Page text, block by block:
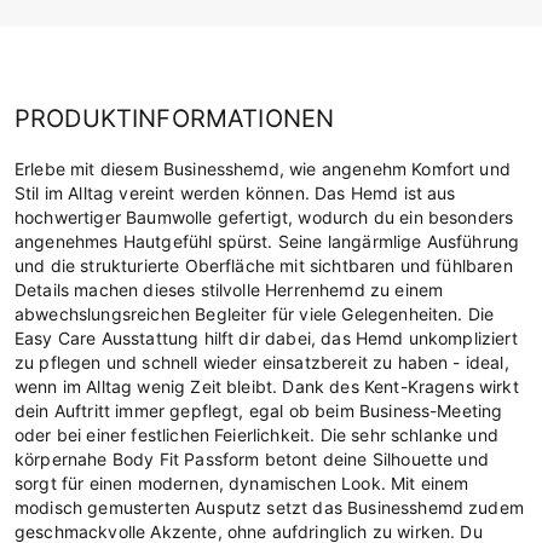
PRODUKTINFORMATIONEN
Erlebe mit diesem Businesshemd, wie angenehm Komfort und
Stil im Alltag vereint werden können. Das Hemd ist aus
hochwertiger Baumwolle gefertigt, wodurch du ein besonders
angenehmes Hautgefühl spürst. Seine langärmlige Ausführung
und die strukturierte Oberfläche mit sichtbaren und fühlbaren
Details machen dieses stilvolle Herrenhemd zu einem
abwechslungsreichen Begleiter für viele Gelegenheiten. Die
Easy Care Ausstattung hilft dir dabei, das Hemd unkompliziert
zu pflegen und schnell wieder einsatzbereit zu haben - ideal,
wenn im Alltag wenig Zeit bleibt. Dank des Kent-Kragens wirkt
dein Auftritt immer gepflegt, egal ob beim Business-Meeting
oder bei einer festlichen Feierlichkeit. Die sehr schlanke und
körpernahe Body Fit Passform betont deine Silhouette und
sorgt für einen modernen, dynamischen Look. Mit einem
modisch gemusterten Ausputz setzt das Businesshemd zudem
geschmackvolle Akzente, ohne aufdringlich zu wirken. Du